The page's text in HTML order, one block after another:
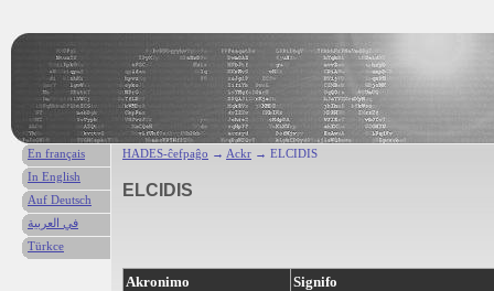
HADES-ĉefpaĝo → Ackr → ELCIDIS
ELCIDIS
Akronimo Signifo
En français
In English
Auf Deutsch
في العربية
Türkce